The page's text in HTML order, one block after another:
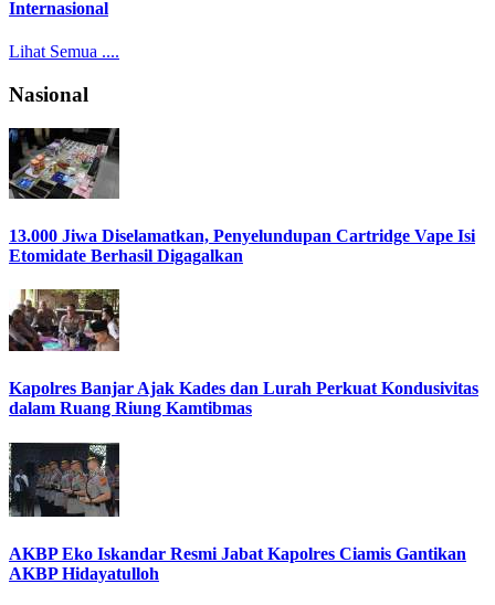
Internasional
Lihat Semua ....
Nasional
13.000 Jiwa Diselamatkan, Penyelundupan Cartridge Vape Isi
Etomidate Berhasil Digagalkan
Kapolres Banjar Ajak Kades dan Lurah Perkuat Kondusivitas
dalam Ruang Riung Kamtibmas
AKBP Eko Iskandar Resmi Jabat Kapolres Ciamis Gantikan
AKBP Hidayatulloh